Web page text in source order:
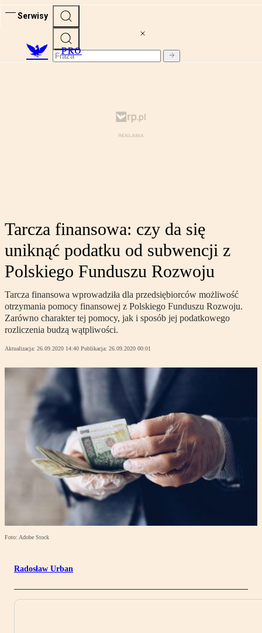
Serwisy
PRO
Tarcza finansowa: czy da się
uniknąć podatku od subwencji z
Polskiego Funduszu Rozwoju
Tarcza finansowa wprowadziła dla przedsiębiorców możliwość
otrzymania pomocy finansowej z Polskiego Funduszu Rozwoju.
Zarówno charakter tej pomocy, jak i sposób jej podatkowego
rozliczenia budzą wątpliwości.
Aktualizacja: 26.09.2020 14:40 Publikacja: 26.09.2020 00:01
Foto: Adobe Stock
Radosław Urban